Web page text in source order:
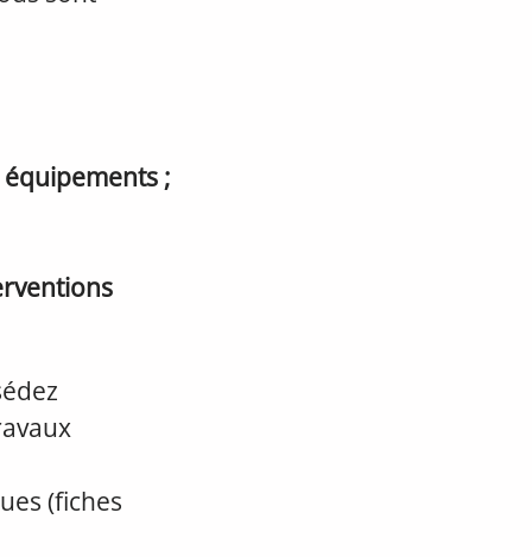
;
(fiches